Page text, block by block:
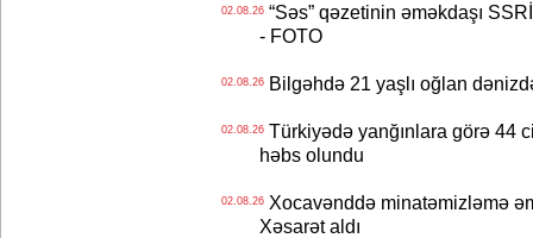
02.08.26“Səs” qəzetinin əməkdaşı
- FOTO
02.08.26Bilgəhdə 21 yaşlı oğlan
02.08.26Türkiyədə yanğınlara görə 44
həbs olundu
02.08.26Xocavənddə minatəmizləmə
Xəsarət aldı